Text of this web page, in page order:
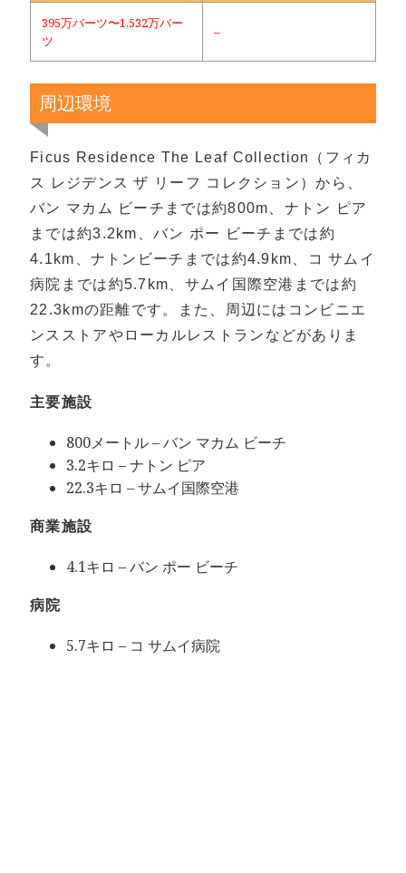
395万バーツ〜1,532万バー
ツ
–
周辺環境
Ficus Residence The Leaf Collection（フィカ
ス レジデンス ザ リーフ コレクション）から、
バン マカム ビーチまでは約800m、ナトン ピア
までは約3.2km、バン ポー ビーチまでは約
4.1km、ナトンビーチまでは約4.9km、コ サムイ
病院までは約5.7km、サムイ国際空港までは約
22.3kmの距離です。また、周辺にはコンビニエ
ンスストアやローカルレストランなどがありま
す。
主要施設
800メートル – バン マカム ビーチ
3.2キロ – ナトン ピア
22.3キロ – サムイ国際空港
商業施設
4.1キロ – バン ポー ビーチ
病院
5.7キロ – コ サムイ病院